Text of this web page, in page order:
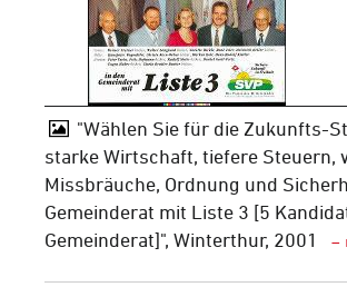
"Wählen Sie für die Zukunfts-
starke Wirtschaft, tiefere Steuern,
Missbräuche, Ordnung und
Gemeinderat mit Liste 3 [5
Gemeinderat]", Winterthur, 2001